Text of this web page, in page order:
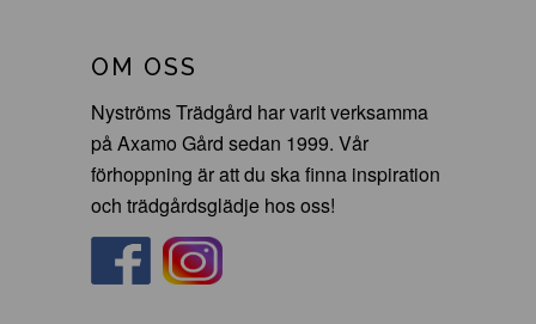
OM OSS
Nyströms Trädgård har varit verksamma
på Axamo Gård sedan 1999. Vår
förhoppning är att du ska finna inspiration
och trädgårdsglädje hos oss!